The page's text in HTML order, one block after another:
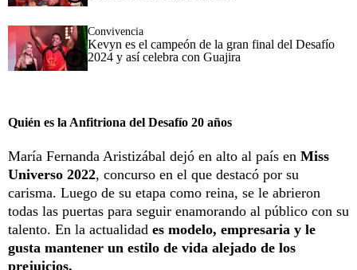
Convivencia
Kevyn es el campeón de la gran final del Desafío
2024 y así celebra con Guajira
Quién es la Anfitriona del Desafío 20 años
María Fernanda Aristizábal dejó en alto al país en Miss
Universo 2022, concurso en el que destacó por su
carisma. Luego de su etapa como reina, se le abrieron
todas las puertas para seguir enamorando al público con su
talento. En la actualidad es modelo, empresaria y le
gusta mantener un estilo de vida alejado de los
prejuicios.